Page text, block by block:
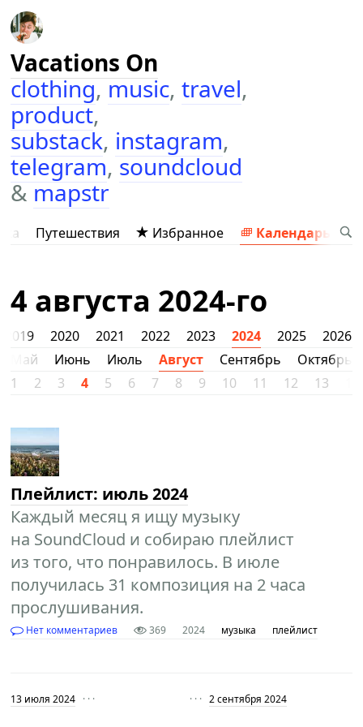
Vacations On
clothing,music,travel,
product,
substack, instagram,
telegram,soundcloud
&mapstr
Путешествия Избранное Календарь
4 августа 2024-го
2019 2020 2021 2022 2023 2024 2025
2026
Май
Июнь Июль Август Сентябрь
Октябрь
1
2 3 4 5 6 7 8 9 10 11 12 13
Плейлист: июль 2024
Каждый месяц я ищу музыку
на SoundCloud и собираю плейлист
из того, что понравилось. В июле
получилась 31 композиция на 2 часа
прослушивания.
Нет комментариев 369 2024 музыка плейлист
13 июля 2024 · · · · · · 2 сентября 2024